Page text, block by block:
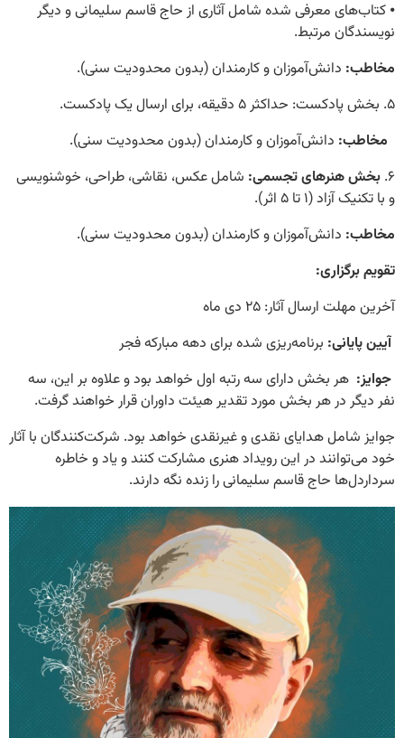
⦁ کتاب‌های معرفی شده شامل آثاری از حاج قاسم سلیمانی و دیگر
نویسندگان مرتبط.
مخاطب: دانش‌آموزان و کارمندان (بدون محدودیت سنی).
۵. بخش پادکست: حداکثر ۵ دقیقه، برای ارسال یک پادکست
.
مخاطب: دانش‌آموزان و کارمندان (بدون محدودیت سنی).
۶. بخش هنرهای تجسمی: شامل عکس، نقاشی، طراحی، خوشنویسی
و با تکنیک آزاد (۱ تا ۵ اثر).
مخاطب: دانش‌آموزان و کارمندان (بدون محدودیت سنی).
تقویم برگزاری:
آخرین مهلت ارسال آثار: ۲۵ دی ماه
آیین پایانی: برنامه‌ریزی شده برای دهه مبارکه فجر
جوایز: هر بخش دارای سه رتبه اول خواهد بود و علاوه بر این، سه
نفر دیگر در هر بخش مورد تقدیر هیئت داوران قرار خواهند گرفت.
جوایز شامل هدایای نقدی و غیرنقدی خواهد بود. شرکت‌کنندگان با آثار
خود می‌توانند در این رویداد هنری مشارکت کنند و یاد و خاطره
سرداردل‌ها حاج قاسم سلیمانی را زنده نگه دارند.